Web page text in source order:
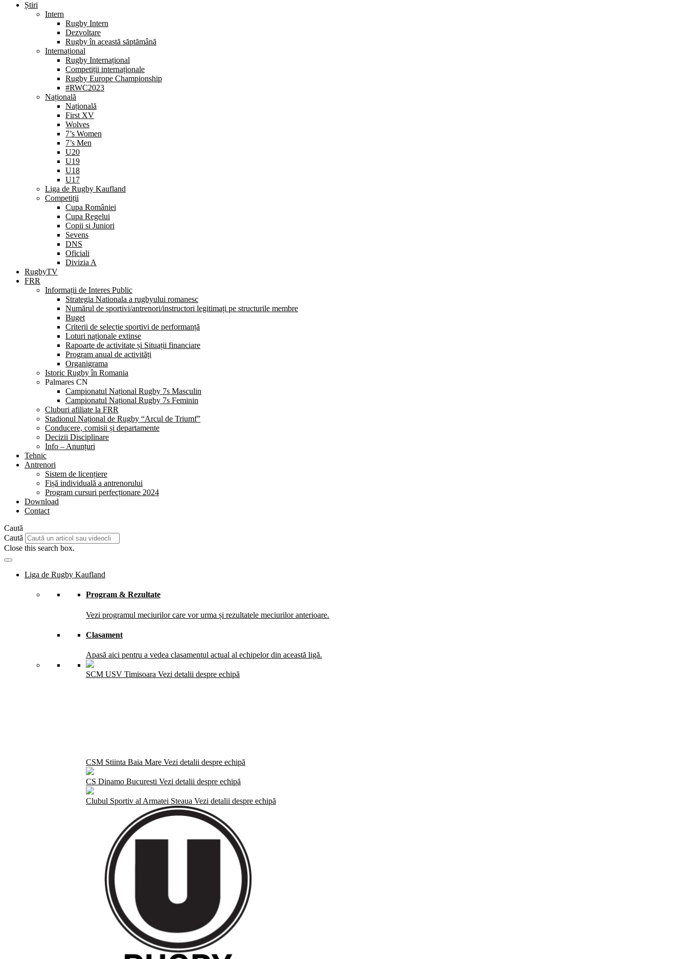
Știri
Intern
Rugby Intern
Dezvoltare
Rugby în această săptămână
Internațional
Rugby Internațional
Competiții internaționale
Rugby Europe Championship
#RWC2023
Națională
Națională
First XV
Wolves
7’s Women
7’s Men
U20
U19
U18
U17
Liga de Rugby Kaufland
Competiții
Cupa României
Cupa Regelui
Copii si Juniori
Sevens
DNS
Oficiali
Divizia A
RugbyTV
FRR
Informații de Interes Public
Strategia Nationala a rugbyului romanesc
Numărul de sportivi/antrenori/instructori legitimați pe structurile membre
Buget
Criterii de selecție sportivi de performanță
Loturi naționale extinse
Rapoarte de activitate și Situații financiare
Program anual de activități
Organigrama
Istoric Rugby în Romania
Palmares CN
Campionatul Național Rugby 7s Masculin
Campionatul Național Rugby 7s Feminin
Cluburi afiliate la FRR
Stadionul Național de Rugby “Arcul de Triumf”
Conducere, comisii și departamente
Decizii Disciplinare
Info – Anunțuri
Tehnic
Antrenori
Sistem de licențiere
Fișă individuală a antrenorului
Program cursuri perfecționare 2024
Download
Contact
Caută
Caută
Close this search box.
Liga de Rugby Kaufland
Program & Rezultate
Vezi programul meciurilor care vor urma și rezultatele meciurilor anterioare.
Clasament
Apasă aici pentru a vedea clasamentul actual al echipelor din această ligă.
SCM USV Timisoara Vezi detalii despre echipă
CSM Stiinta Baia Mare Vezi detalii despre echipă
CS Dinamo Bucuresti Vezi detalii despre echipă
Clubul Sportiv al Armatei Steaua Vezi detalii despre echipă